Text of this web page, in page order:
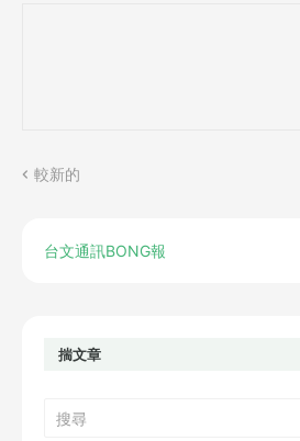
較新的
台文通訊BONG報
揣文章